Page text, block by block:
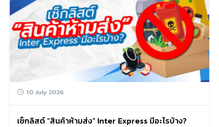
10 July 2026
เช็กลิสต์ “สินค้าห้ามส่ง” Inter Express มีอะไรบ้าง?